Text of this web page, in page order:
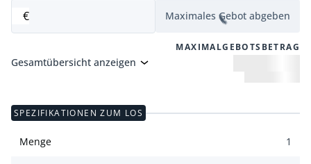
€ Maximales Gebot abgeben
MAXIMALGEBOTSBETRAG
Gesamtübersicht anzeigen
SPEZIFIKATIONEN ZUM LOS
Menge 1